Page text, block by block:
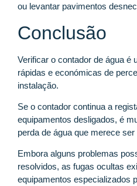
ou levantar pavimentos
Conclusão
Verificar o contador de água é
rápidas e económicas de
instalação.
Se o contador continua a
equipamentos desligados, é
perda de água que merece ser
Embora alguns problemas
resolvidos, as fugas ocultas
equipamentos especializados